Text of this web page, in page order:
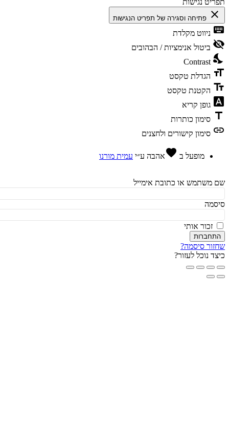
נגישות
פתיחה וסגירה של תפריט הנגישות
ניווט מקלדת
ביטול אנימציות / הבהובים
Contrast
הגדלת טקסט
הקטנת טקסט
גופן קריא
סימון כותרות
סימון קישורים ולחצנים
מופעל בfavorite אהבהע״י עמית מורנו
או כתובת אימייל
זכור אותי
סיסמה?
נוכל לעזור?